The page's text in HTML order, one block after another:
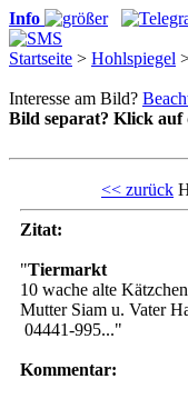
Info
Startseite > Hohlspiegel
Interesse am Bild?
Bild separat? Klick auf
<< zurück
Zitat:
"Tiermarkt
10 wache alte
Mutter Siam u. Vater
04441-995..."
Kommentar: